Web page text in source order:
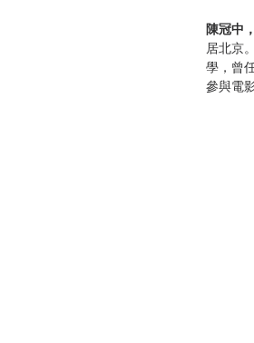
陳冠中，
居北京
學，曾
參與電